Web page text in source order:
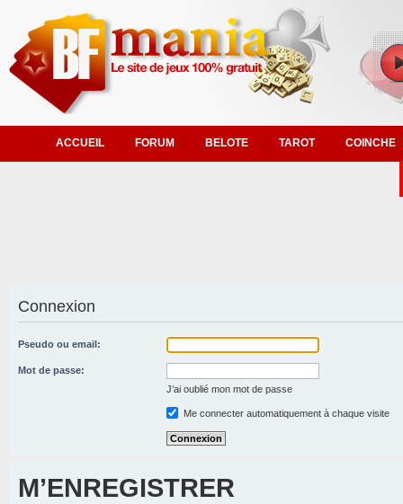
ACCUEIL FORUM BELOTE TAROT COINCHE
Connexion
Pseudo ou email:
Mot de passe:
J’ai oublié mon mot de passe
Me connecter automatiquement à chaque visite
M’ENREGISTRER